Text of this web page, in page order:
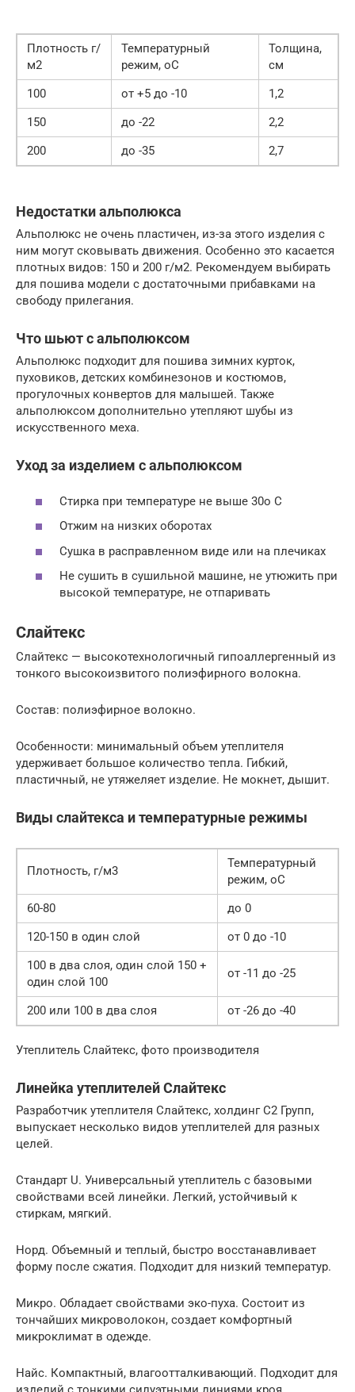
Плотность г/
м2
Температурный
режим, оС
Толщина,
см
100
от +5 до -10
1,2
150
до -22
2,2
200
до -35 2,7
Недостатки альполюкса
Альполюкс не очень пластичен, из-за этого изделия с
ним могут сковывать движения. Особенно это касается
плотных видов: 150 и 200 г/м2. Рекомендуем выбирать
для пошива модели с достаточными прибавками на
свободу прилегания.
Что шьют с альполюксом
Альполюкс подходит для пошива зимних курток,
пуховиков, детских комбинезонов и костюмов,
прогулочных конвертов для малышей. Также
альполюксом дополнительно утепляют шубы из
искусственного меха.
Уход за изделием с альполюксом
Стирка при температуре не выше 30о C
Отжим на низких оборотах
Сушка в расправленном виде или на плечиках
Не сушить в сушильной машине, не утюжить при
высокой температуре, не отпаривать
Слайтекс
Слайтекс — высокотехнологичный гипоаллергенный из
тонкого высокоизвитого полиэфирного волокна.
Состав: полиэфирное волокно.
Особенности: минимальный объем утеплителя
удерживает большое количество тепла. Гибкий,
пластичный, не утяжеляет изделие. Не мокнет, дышит.
Виды слайтекса и температурные режимы
Плотность, г/м3
Температурный
режим, oC
60-80
до 0
120-150 в один слой
от 0 до -10
100 в два слоя, один слой 150 +
один слой 100
от -11 до -25
200 или 100 в два слоя от -26 до -40
Утеплитель Слайтекс, фото производителя
Линейка утеплителей Слайтекс
Разработчик утеплителя Слайтекс, холдинг С2 Групп,
выпускает несколько видов утеплителей для разных
целей.
Стандарт U. Универсальный утеплитель с базовыми
свойствами всей линейки. Легкий, устойчивый к
стиркам, мягкий.
Норд. Объемный и теплый, быстро восстанавливает
форму после сжатия. Подходит для низкий температур.
Микро. Обладает свойствами эко-пуха. Состоит из
тончайших микроволокон, создает комфортный
микроклимат в одежде.
Найс. Компактный, влагоотталкивающий. Подходит для